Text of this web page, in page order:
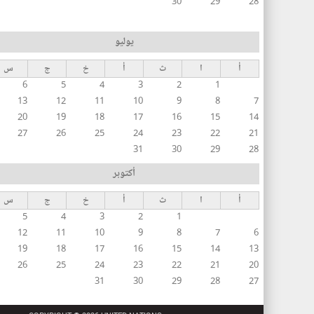
يوليو
أ ا ث أ خ ج
س
1
2
3
4
5
6
7
8
9
10
11
12
13
14
15
16
17
18
19
20
21
22
23
24
25
26
27
28
29
30
31
أكتوبر
أ ا ث أ خ ج
س
1
2
3
4
5
6
7
8
9
10
11
12
13
14
15
16
17
18
19
20
21
22
23
24
25
26
27
28
29
30
31